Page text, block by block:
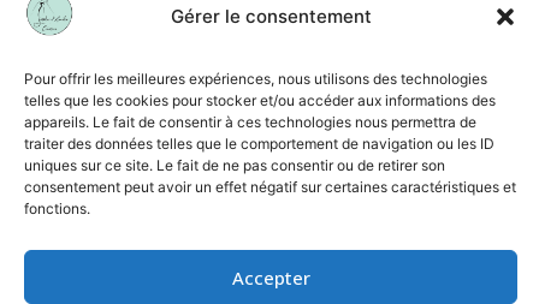
Gérer le consentement
Pour offrir les meilleures expériences, nous utilisons des technologies
telles que les cookies pour stocker et/ou accéder aux informations des
appareils. Le fait de consentir à ces technologies nous permettra de
traiter des données telles que le comportement de navigation ou les ID
uniques sur ce site. Le fait de ne pas consentir ou de retirer son
consentement peut avoir un effet négatif sur certaines caractéristiques et
fonctions.
Accepter
cérémonie
mesure.
Chaque robe
est conçue
artisanalement
pour offrir